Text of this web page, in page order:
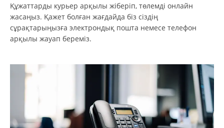
Құжаттарды курьер арқылы жіберіп, төлемді онлайн
жасаңыз. Қажет болған жағдайда біз сіздің
сұрақтарыңызға электрондық пошта немесе телефон
арқылы жауап береміз.